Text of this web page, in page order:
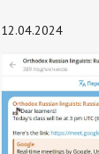
12.04.2024